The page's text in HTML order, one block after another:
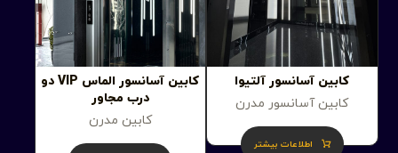
کابین آسانسور آلتیوا
کابین آسانسور مدرن
اطلاعات بیشتر
کابین آسانسور الماس VIP دو
درب مجاور
کابین مدرن